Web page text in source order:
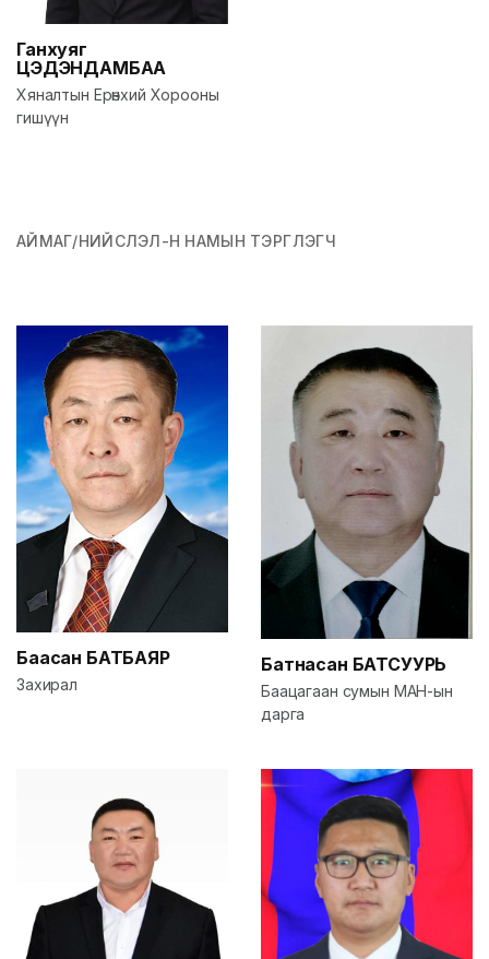
Ганхуяг
ЦЭДЭНДАМБАА
Хяналтын Ерөнхий Хорооны
гишүүн
АЙМАГ/НИЙСЛЭЛ-Н НАМЫН ТЭРГҮҮЛЭГЧ
Баасан БАТБАЯР
Захирал
Батнасан БАТСУУРЬ
Баацагаан сумын МАН-ын
дарга